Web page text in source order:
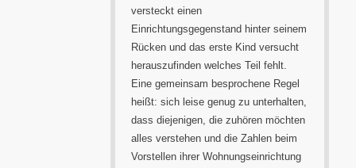
versteckt einen
Einrichtungsgegenstand hinter seinem
Rücken und das erste Kind versucht
herauszufinden welches Teil fehlt.
Eine gemeinsam besprochene Regel
heißt: sich leise genug zu unterhalten,
dass diejenigen, die zuhören möchten
alles verstehen und die Zahlen beim
Vorstellen ihrer Wohnungseinrichtung